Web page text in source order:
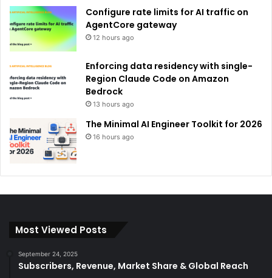
Configure rate limits for AI traffic on
AgentCore gateway
12 hours ago
Enforcing data residency with single-
Region Claude Code on Amazon
Bedrock
13 hours ago
The Minimal AI Engineer Toolkit for 2026
16 hours ago
Most Viewed Posts
September 24, 2025
Subscribers, Revenue, Market Share & Global Reach